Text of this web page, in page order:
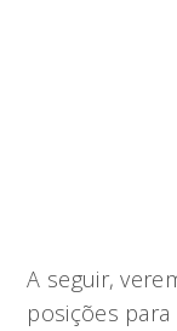
A seguir,
posições